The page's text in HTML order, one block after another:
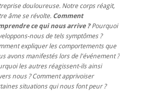
douloureuse. Notre corps réagit,
âme se révolte. Comment
ce qui nous arrive ?Pourquoi
nous de tels symptômes ?
expliquer les comportements que
avons manifestés lors de l'événement ?
les autres réagissent-ils ainsi
nous ? Comment apprivoiser
situations qui nous font peur ?